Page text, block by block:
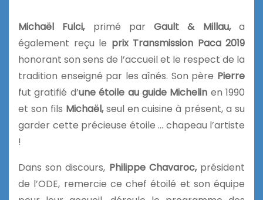
Michaël Fulci, primé parGault & Millau,a
également reçu le prix Transmission Paca 2019
honorant son sens de l’accueil et le respect de la
tradition enseigné par les aînés. Son père Pierre
fut gratifié d’une étoile au guide Michelin en 1990
et son fils Michaël,seul en cuisine à présent, a su
garder cette précieuse étoile … chapeau l’artiste
!
Dans son discours, Philippe Chavaroc, président
de l’ODE, remercie ce chef étoilé et son équipe